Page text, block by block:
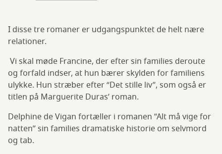
I disse tre romaner er udgangspunktet de helt nære
relationer.
Vi skal møde Francine, der efter sin families deroute
og forfald indser, at hun bærer skylden for familiens
ulykke. Hun stræber efter “Det stille liv”, som også er
titlen på Marguerite Duras’ roman.
Delphine de Vigan fortæller i romanen ”Alt må vige for
natten” sin families dramatiske historie om selvmord
og tab.